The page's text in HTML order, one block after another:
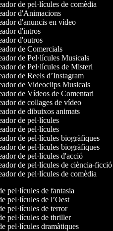
de pel·lícules de comèdia
d'Animacions
d'anuncis en vídeo
d'intros
d'outros
de Comercials
de Pel·lícules Musicals
de Pel·lícules de Misteri
de Reels d’Instagram
de Videoclips Musicals
de Vídeos de Comentari
de collages de vídeo
de dibuixos animats
de pel·lícules
de pel·lícules
de pel·lícules biogràfiques
de pel·lícules biogràfiques
de pel·lícules d'acció
de pel·lícules de ciència-ficció
de pel·lícules de comèdia
pel·lícules de fantasia
pel·lícules de l’Oest
de pel·lícules de terror
de pel·lícules de thriller
de pel·lícules dramàtiques